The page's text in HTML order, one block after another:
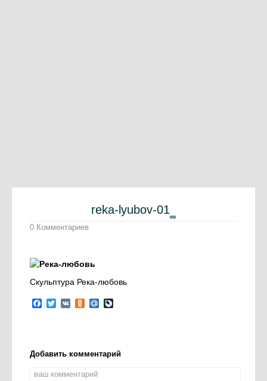
reka-lyubov-01
0 Комментариев
Скульптура Река-любовь
Facebook
Twitter
VK Odnoklassniki
Mail.Ru
Добавить комментарий